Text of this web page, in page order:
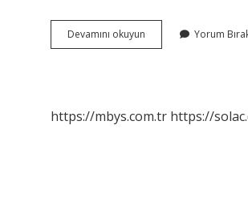
Devamını okuyun
Starbucks
Yorum
https://mbys.com.tr https://